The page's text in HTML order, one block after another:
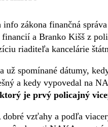
info zákona finančná
a Branko Kišš z
riaditeľa kancelárie
už spomínané dátumy,
a kedy vypovedal na
je prvý policajný
vzťahy a podľa